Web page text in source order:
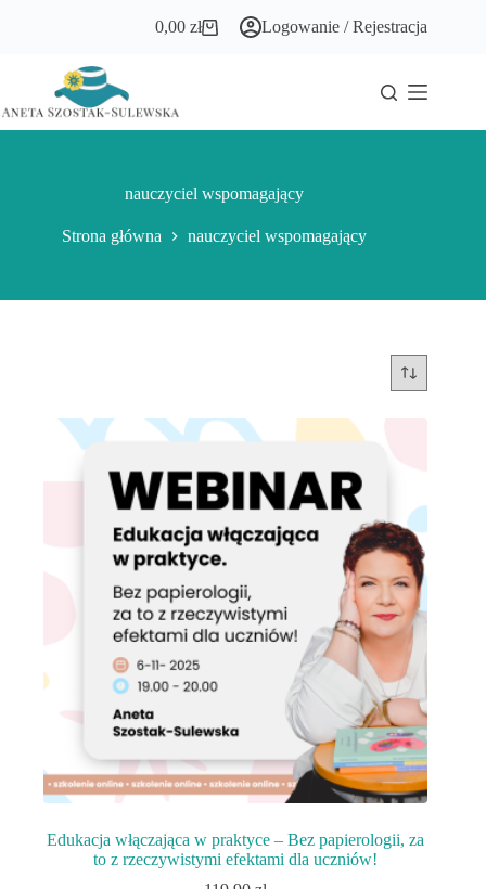
Koszyk
0,00zł Logowanie / Rejestracja
nauczyciel wspomagający
Strona główna nauczyciel wspomagający
Edukacja włączająca w praktyce – Bez papierologii, za
to z rzeczywistymi efektami dla uczniów!